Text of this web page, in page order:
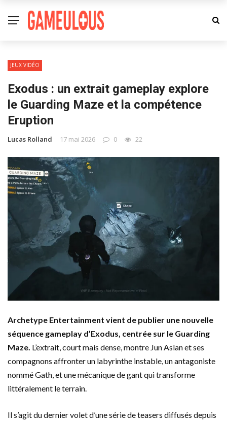
JEUX VIDÉO
Exodus : un extrait gameplay explore
le Guarding Maze et la compétence
Eruption
Lucas Rolland 17 mai 2026 0 22
Archetype Entertainment vient de publier une nouvelle
séquence gameplay d’Exodus, centrée sur le Guarding
Maze. L’extrait, court mais dense, montre Jun Aslan et ses
compagnons affronter un labyrinthe instable, un antagoniste
nommé Gath, et une mécanique de gant qui transforme
littéralement le terrain.
Il s’agit du dernier volet d’une série de teasers diffusés depuis